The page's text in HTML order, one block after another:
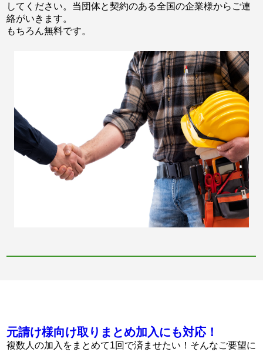
してください。当団体と契約のある全国の企業様からご連
絡がいきます。
もちろん無料です。
元請け様向け取りまとめ加入にも対応！
複数人の加入をまとめて1回で済ませたい！そんなご要望に